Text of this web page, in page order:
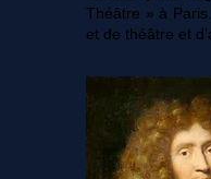
Théâtre » à
et de théâtre et